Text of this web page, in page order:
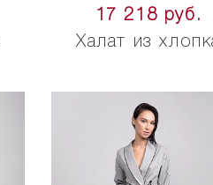
17 218 руб.
Халат из